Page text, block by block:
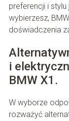
preferencji i
wybierzesz,
doświadczenia
i
BMW X1.
W wyborze
rozważyć